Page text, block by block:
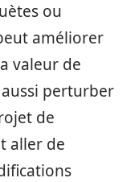
ou
améliorer
valeur de
perturber
de
aller de